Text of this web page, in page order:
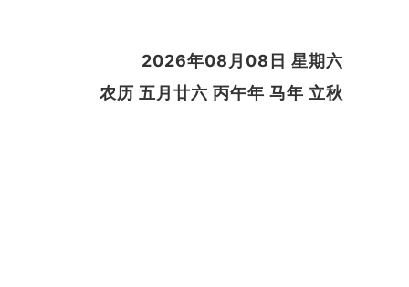
2026年08月08日 星期六
农历 五月廿六 丙午年 马年 立秋